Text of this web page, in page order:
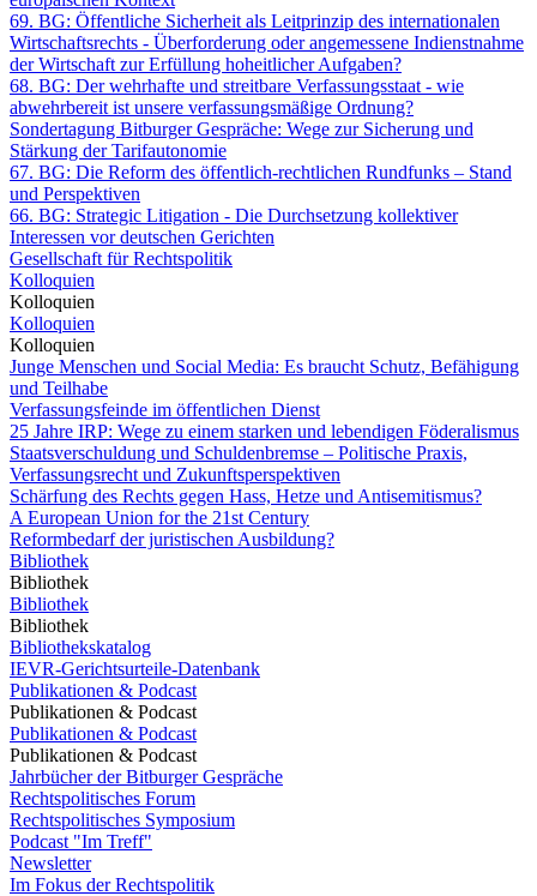
69. BG: Öffentliche Sicherheit als Leitprinzip des internationalen
Wirtschaftsrechts - Überforderung oder angemessene Indienstnahme
der Wirtschaft zur Erfüllung hoheitlicher Aufgaben?
68. BG: Der wehrhafte und streitbare Verfassungsstaat - wie
abwehrbereit ist unsere verfassungsmäßige Ordnung?
Sondertagung Bitburger Gespräche: Wege zur Sicherung und
Stärkung der Tarifautonomie
67. BG: Die Reform des öffentlich-rechtlichen Rundfunks – Stand
und Perspektiven
66. BG: Strategic Litigation - Die Durchsetzung kollektiver
Interessen vor deutschen Gerichten
Gesellschaft für Rechtspolitik
Kolloquien
Kolloquien
Kolloquien
Kolloquien
Junge Menschen und Social Media: Es braucht Schutz, Befähigung
und Teilhabe
Verfassungsfeinde im öffentlichen Dienst
25 Jahre IRP: Wege zu einem starken und lebendigen Föderalismus
Staatsverschuldung und Schuldenbremse – Politische Praxis,
Verfassungsrecht und Zukunftsperspektiven
Schärfung des Rechts gegen Hass, Hetze und Antisemitismus?
A European Union for the 21st Century
Reformbedarf der juristischen Ausbildung?
Bibliothek
Bibliothek
Bibliothek
Bibliothek
Bibliothekskatalog
IEVR-Gerichtsurteile-Datenbank
Publikationen & Podcast
Publikationen & Podcast
Publikationen & Podcast
Publikationen & Podcast
Jahrbücher der Bitburger Gespräche
Rechtspolitisches Forum
Rechtspolitisches Symposium
Podcast "Im Treff"
Newsletter
Im Fokus der Rechtspolitik